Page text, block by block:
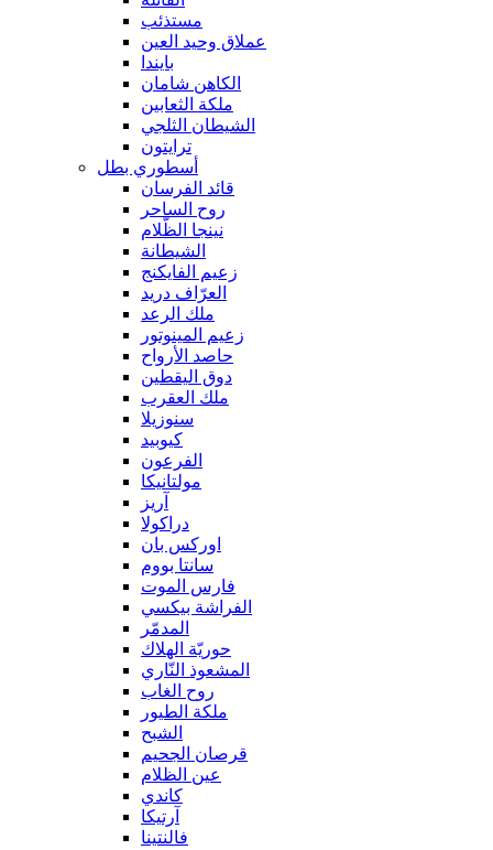
مستذئب
عملاق وحيد العين
بايندا
الكاهن شامان
ملكة الثعابين
الشيطان الثلجي
ترايتون
أسطوري بطل
قائد الفرسان
روح الساحر
نينجا الظّلام
الشيطانة
زعيم الفايكنج
العرّاف دريد
ملك الرعد
زعيم المينوتور
حاصد الأرواح
دوق اليقطين
ملك العقرب
سنوزيلا
كيوبيد
الفرعون
مولتانيكا
آريز
دراكولا
اوركس بان
سانتا بووم
فارس الموت
الفراشة بيكسي
المدمّر
حوريّة الهلاك
المشعوذ النّاري
روح الغاب
ملكة الطيور
الشبح
قرصان الجحيم
عين الظلام
كاندي
آرتيكا
فالنتينا